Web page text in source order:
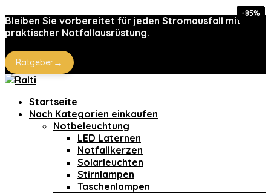
Bleiben Sie vorbereitet für jeden Stromausfall mit
praktischer Notfallausrüstung.
Ratgeber→
Startseite
Nach Kategorien einkaufen
Notbeleuchtung
LED Laternen
Notfallkerzen
Solarleuchten
Stirnlampen
Taschenlampen
-21%
-35%
-35%
-85%